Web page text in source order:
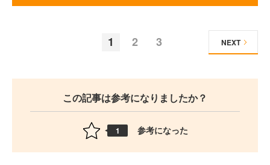
1 2 3 NEXT
この記事は参考になりましたか？
1 参考になった